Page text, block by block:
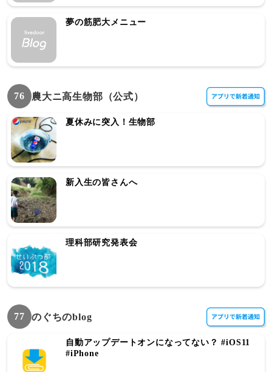
夢の筋肥大メニュー
76 農大ニ高生物部（公式）
夏休みに突入！生物部
新入生の皆さんへ
理科部研究発表会
77 のぐちのblog
自動アップデートオンになってない？ #iOS11
#iPhone